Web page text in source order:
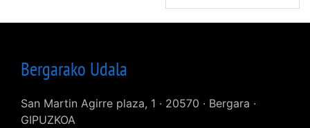
Bergarako Udala
San Martin Agirre plaza, 1 · 20570 · Bergara ·
GIPUZKOA